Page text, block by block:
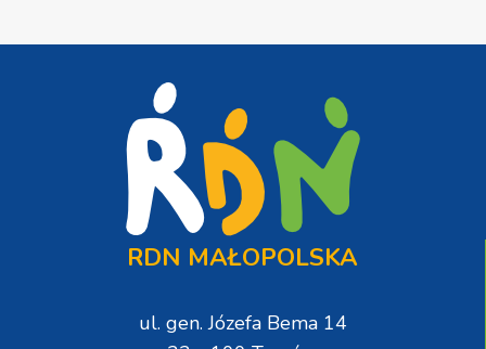
RDN MAŁOPOLSKA
ul. gen. Józefa Bema 14